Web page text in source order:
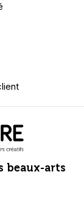
beaux-arts